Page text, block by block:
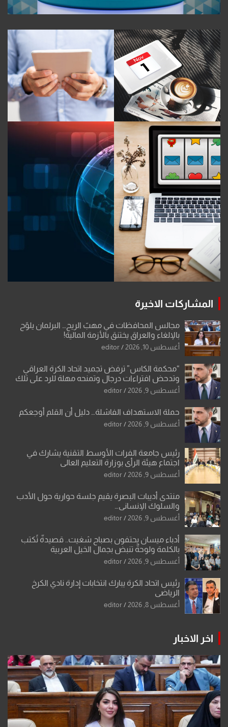
المشاركات الاخيرة
مجالس المحافظات في مهبّ الريح… البرلمان يلوّح
بالإلغاء والعراق يختنق بالأزمة المالية!
أغسطس 10, 2026 editor
“محكمة الكاس” ترفض تجميد اتحاد الكرة العراقي
وتدحض افتراءات درجال وتمنحه مهلة للرد على تلك
الشكوى
أغسطس 9, 2026 editor
حملة الاستهداف الفاشلة… دليل أن القلم أوجعكم
أغسطس 9, 2026 editor
رئيس جامعة الفرات الأوسط التقنية يشارك في
اجتماع هيئة الرأي بوزارة التعليم العالي
أغسطس 9, 2026 editor
منتدى أديبات البصرة يقيم جلسة حوارية حول الأدب
والسلوك الإنساني…
أغسطس 9, 2026 editor
أدباء ميسان يحتفون بصباح شغيت.. قصيدةٌ تُكتب
بالكلمة ولوحةٌ تنبض بجمال الخيل العربية
أغسطس 9, 2026 editor
رئيس اتحاد الكرة يبارك انتخابات إدارة نادي الكرخ
الرياضي
أغسطس 8, 2026 editor
اخر الاخبار